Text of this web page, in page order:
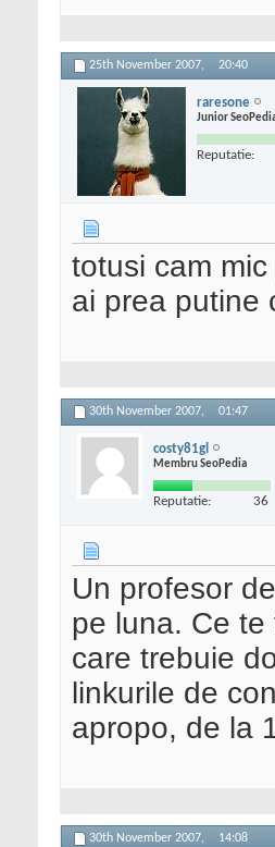
25th November 2007, 20:40
raresone
Junior
Reputatie:
totusi cam
ai prea putine
30th November 2007, 01:47
costy81gl
Membru SeoPedia
Reputatie: 36
Un profesor
pe luna. Ce
care trebuie
linkurile de
apropo, de la
30th November 2007, 14:08